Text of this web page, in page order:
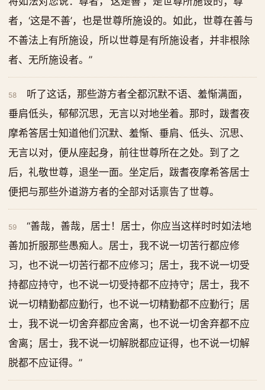
者，‘这是不善’，也是世尊所施设的。如此，世尊在善与
不善法上有所施设，所以世尊是有所施设者，并非根除
者、无所施设者。”
58
听了这话，那些游方者全都沉默不语、羞惭满面，
垂肩低头，郁郁沉思，无言以对地坐着。那时，跋耆夜
摩希答居士知道他们沉默、羞惭、垂肩、低头、沉思、
无言以对，便从座起身，前往世尊所在之处。到了之
后，礼敬世尊，退坐一面。坐定后，跋耆夜摩希答居士
便把与那些外道游方者的全部对话禀告了世尊。
59
“善哉，善哉，居士！居士，你应当这样时时如法地
善加折服那些愚痴人。居士，我不说一切苦行都应修
习，也不说一切苦行都不应修习；居士，我不说一切受
持都应持守，也不说一切受持都不应持守；居士，我不
说一切精勤都应勤行，也不说一切精勤都不应勤行；居
士，我不说一切舍弃都应舍离，也不说一切舍弃都不应
舍离；居士，我不说一切解脱都应证得，也不说一切解
脱都不应证得。”